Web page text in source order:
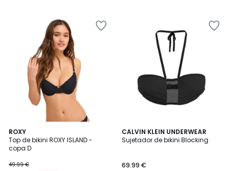
ROXY
Top de bikini ROXY ISLAND -
copa D
49.99 €
CALVIN KLEIN UNDERWEAR
Sujetador de bikini Blocking
69.99 €